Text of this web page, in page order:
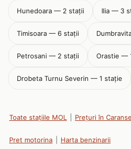
Hunedoara — 2 stații Ilia — 3
Timisoara — 6 stații
Petrosani — 2 stații Orastie —
Drobeta Turnu Severin — 1 stație
Toate stațiile MOL Prețuri în
Pret motorina Harta benzinarii